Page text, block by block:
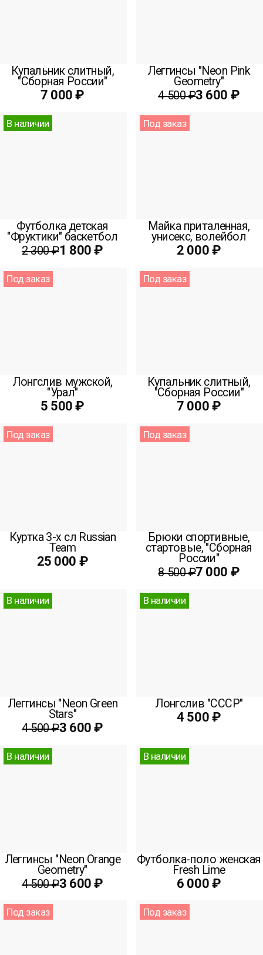
Купальник слитный,
"Сборная России"
7 000 ₽
Леггинсы "Neon Pink
Geometry"
4 500 ₽3 600 ₽
В наличии
Футболка детская
"Фруктики" баскетбол
2 300 ₽1 800 ₽
Под заказ
Майка приталенная,
унисекс, волейбол
2 000 ₽
Под заказ
Лонгслив мужской,
"Урал"
5 500 ₽
Под заказ
Купальник слитный,
"Сборная России"
7 000 ₽
Под заказ
Куртка 3-х сл Russian
Team
25 000 ₽
Под заказ
Брюки спортивные,
стартовые, "Сборная
России"
8 500 ₽7 000 ₽
В наличии
Леггинсы "Neon Green
Stars"
4 500 ₽3 600 ₽
В наличии
Лонгслив "СССР"
4 500 ₽
В наличии
Леггинсы "Neon Orange
Geometry"
4 500 ₽3 600 ₽
В наличии
Футболка-поло женская
Fresh Lime
6 000 ₽
Под заказ Под заказ